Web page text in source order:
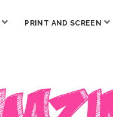
ouvrirPRINT AND SCREEN